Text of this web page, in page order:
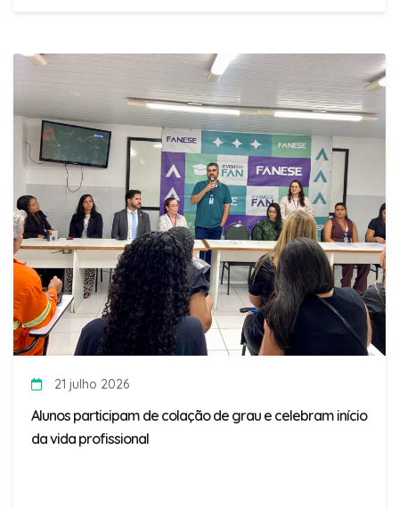
21 julho 2026
Alunos participam de colação de grau e celebram início
da vida profissional